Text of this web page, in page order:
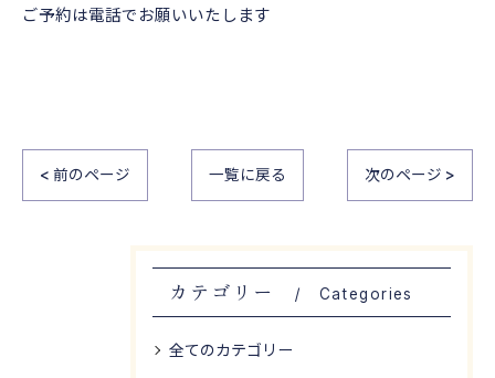
ご予約は電話でお願いいたします
< 前のページ 一覧に戻る 次のページ >
カテゴリー Categories
全てのカテゴリー